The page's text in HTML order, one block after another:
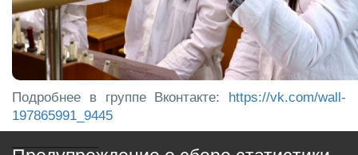
Подробнее в группе Вконтакте: https://vk.com/wall-
197865991_9445